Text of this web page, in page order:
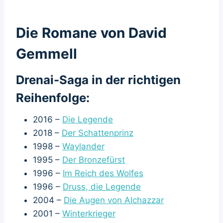
Die Romane von David
Gemmell
Drenai-Saga in der richtigen
Reihenfolge:
2016 – Die Legende
2018 – Der Schattenprinz
1998 – Waylander
1995 – Der Bronzefürst
1996 – Im Reich des Wolfes
1996 – Druss, die Legende
2004 – Die Augen von Alchazzar
2001 – Winterkrieger